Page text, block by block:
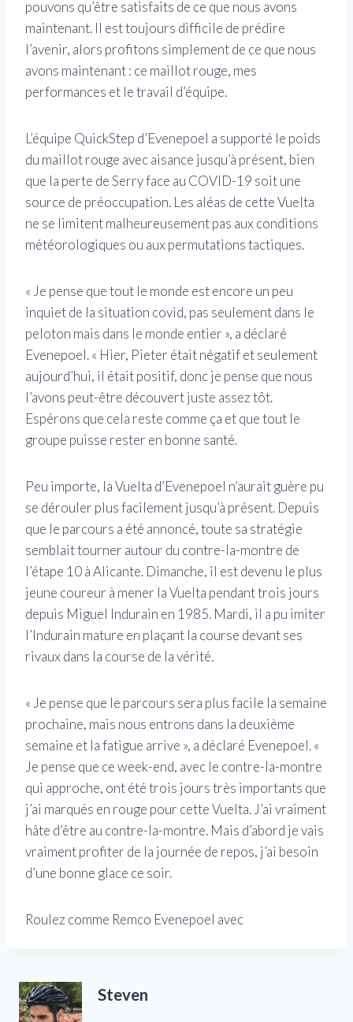
pouvons qu’être satisfaits de ce que nous avons
maintenant. Il est toujours difficile de prédire
l’avenir, alors profitons simplement de ce que nous
avons maintenant : ce maillot rouge, mes
performances et le travail d’équipe.
L’équipe QuickStep d’Evenepoel a supporté le poids
du maillot rouge avec aisance jusqu’à présent, bien
que la perte de Serry face au COVID-19 soit une
source de préoccupation. Les aléas de cette Vuelta
ne se limitent malheureusement pas aux conditions
météorologiques ou aux permutations tactiques.
« Je pense que tout le monde est encore un peu
inquiet de la situation covid, pas seulement dans le
peloton mais dans le monde entier », a déclaré
Evenepoel. « Hier, Pieter était négatif et seulement
aujourd’hui, il était positif, donc je pense que nous
l’avons peut-être découvert juste assez tôt.
Espérons que cela reste comme ça et que tout le
groupe puisse rester en bonne santé.
Peu importe, la Vuelta d’Evenepoel n’aurait guère pu
se dérouler plus facilement jusqu’à présent. Depuis
que le parcours a été annoncé, toute sa stratégie
semblait tourner autour du contre-la-montre de
l’étape 10 à Alicante. Dimanche, il est devenu le plus
jeune coureur à mener la Vuelta pendant trois jours
depuis Miguel Indurain en 1985. Mardi, il a pu imiter
l’Indurain mature en plaçant la course devant ses
rivaux dans la course de la vérité.
« Je pense que le parcours sera plus facile la semaine
prochaine, mais nous entrons dans la deuxième
semaine et la fatigue arrive », a déclaré Evenepoel. «
Je pense que ce week-end, avec le contre-la-montre
qui approche, ont été trois jours très importants que
j’ai marqués en rouge pour cette Vuelta. J’ai vraiment
hâte d’être au contre-la-montre. Mais d’abord je vais
vraiment profiter de la journée de repos, j’ai besoin
d’une bonne glace ce soir.
Roulez comme Remco Evenepoel avec
Steven